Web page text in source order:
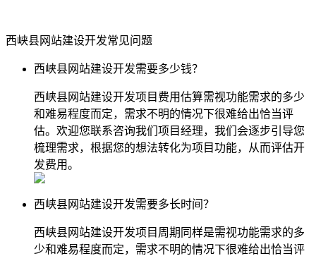
西峡县网站建设开发常见问题
西峡县网站建设开发需要多少钱？
西峡县网站建设开发项目费用估算需视功能需求的多少
和难易程度而定，需求不明的情况下很难给出恰当评
估。欢迎您联系咨询我们项目经理，我们会逐步引导您
梳理需求，根据您的想法转化为项目功能，从而评估开
发费用。
西峡县网站建设开发需要多长时间？
西峡县网站建设开发项目周期同样是需视功能需求的多
少和难易程度而定，需求不明的情况下很难给出恰当评